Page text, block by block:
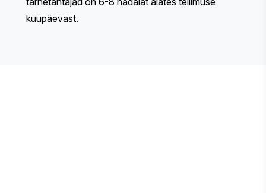
kuupäevast.